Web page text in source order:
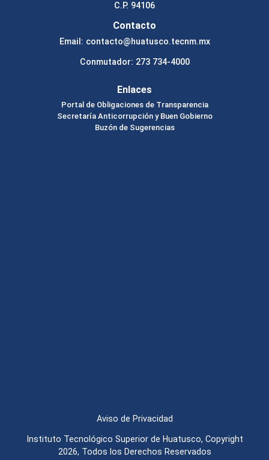
C.P. 94106
Contacto
Email: contacto@huatusco.tecnm.mx
Conmutador: 273 734-4000
Enlaces
Portal de Obligaciones de Transparencia
Secretaría Anticorrupción y Buen Gobierno
Buzón de Sugerencias
Aviso de Privacidad
Instituto Tecnológico Superior de Huatusco, Copyright
2026, Todos los Derechos Reservados